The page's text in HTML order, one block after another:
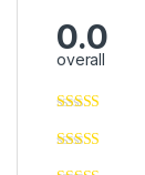
0.0
overall